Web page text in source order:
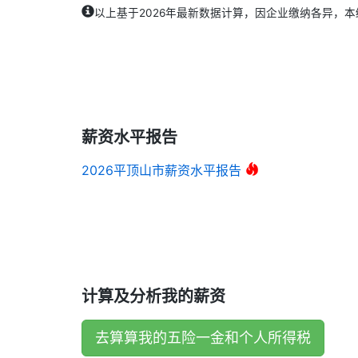
以上基于2026年最新数据计算，因企业缴纳各异，本
薪资水平报告
2026平顶山市薪资水平报告
计算及分析我的薪资
去算算我的五险一金和个人所得税